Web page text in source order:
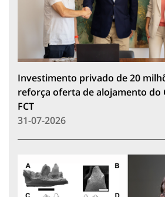
Investimento privado de 20
reforça oferta de alojamento do
FCT
31-07-2026